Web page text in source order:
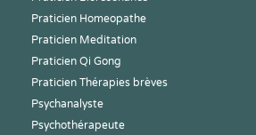
Praticien Homeopathe
Praticien Meditation
Praticien Qi Gong
Praticien Thérapies brèves
Psychanalyste
Psychothérapeute